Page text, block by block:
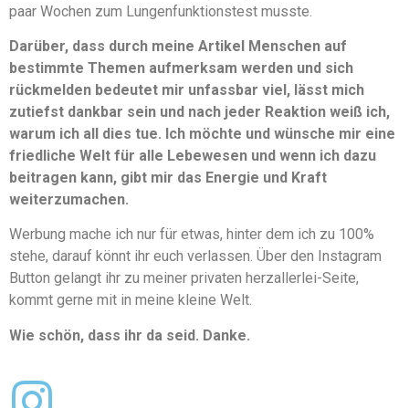
paar Wochen zum Lungenfunktionstest musste.
Darüber, dass durch meine Artikel Menschen auf
bestimmte Themen aufmerksam werden und sich
rückmelden bedeutet mir unfassbar viel, lässt mich
zutiefst dankbar sein und nach jeder Reaktion weiß ich,
warum ich all dies tue. Ich möchte und wünsche mir eine
friedliche Welt für alle Lebewesen und wenn ich dazu
beitragen kann, gibt mir das Energie und Kraft
weiterzumachen.
Werbung mache ich nur für etwas, hinter dem ich zu 100%
stehe, darauf könnt ihr euch verlassen. Über den Instagram
Button gelangt ihr zu meiner privaten herzallerlei-Seite,
kommt gerne mit in meine kleine Welt.
Wie schön, dass ihr da seid. Danke.